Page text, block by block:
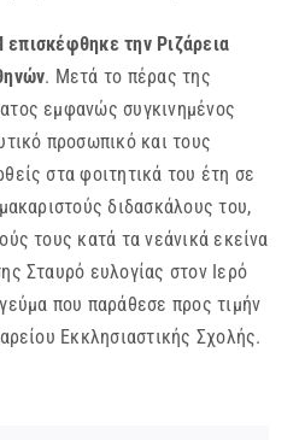
την Ριζάρεια
. Μετά το πέρας της
εμφανώς συγκινημένος
προσωπικό και τους
στα φοιτητικά του έτη σε
διδασκάλους του,
τους κατά τα νεάνικά εκείνα
Σταυρό ευλογίας στον Ιερό
που παράθεσε προς τιμήν
Εκκλησιαστικής Σχολής.